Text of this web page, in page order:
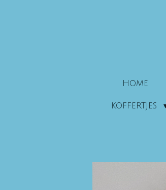
HOME
KOFFERTJES